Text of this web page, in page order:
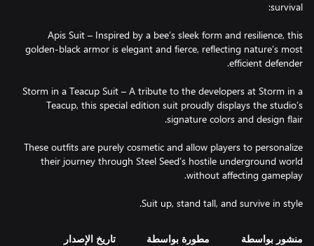
Apis Suit – Inspired by a bee’s sleek form and resilience, this
golden-black armor is elegant and fierce, reflecting nature’s most
Storm in a Teacup Suit – A tribute to the developers at Storm in a
Teacup, this special edition suit proudly displays the studio’s
These outfits are purely cosmetic and allow players to personalize
their journey through Steel Seed’s hostile underground world
Suit up, stand tall, and survive in style.
منشور بواسطة مطورة بواسطة تاريخ الإصدار